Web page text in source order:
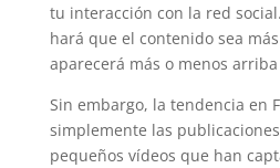
tu interacción con la red
hará que el contenido sea
aparecerá más o menos
Sin embargo, la tendencia en
simplemente las
pequeños vídeos que han